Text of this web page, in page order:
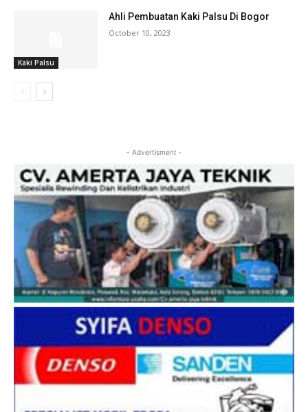
Kaki Palsu
Ahli Pembuatan Kaki Palsu Di Bogor
October 10, 2023
- Advertisment -